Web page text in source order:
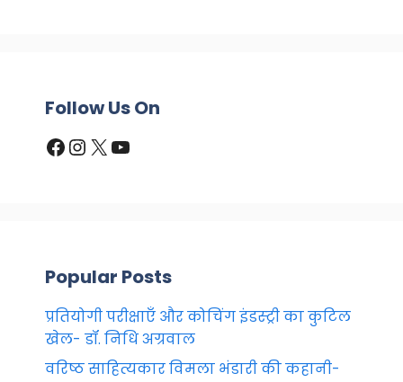
Follow Us On
Facebook
Instagram
X YouTube
Popular Posts
प्रतियोगी परीक्षाएँ और कोचिंग इंडस्ट्री का कुटिल
खेल- डॉ. निधि अग्रवाल
वरिष्ठ साहित्यकार विमला भंडारी की कहानी-